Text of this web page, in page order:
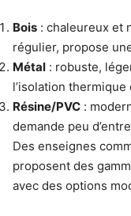
Bois : chaleureux et
régulier, propose
Métal : robuste,
l’isolation
Résine/PVC :
demande peu
Des enseignes
proposent des
avec des options